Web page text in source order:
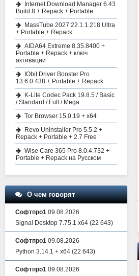
Internet Download Manager 6.43
Build 8 + Repack + Portable
MassTube 2027 22.1.1.218 Ultra
+ Portable + Repack
AIDA64 Extreme 8.35.8400 +
Portable + Repack + ключ
активации
IObit Driver Booster Pro
13.6.0.438 + Portable + Repack
K-Lite Codec Pack 19.8.5 / Basic
/ Standard / Full / Mega
Tor Browser 15.0.19 + x64
Revo Uninstaller Pro 5.5.2 +
Repack + Portable + 2.7 Free
Wise Care 365 Pro 8.0.4.732 +
Portable + Repack на Русском
О чем говорят
Софтпро1 09.08.2026
Signal Desktop 7.75.1 x64 (22 643)
Софтпро1 09.08.2026
Python 3.14.1 + x64 (22 643)
Софтпро1 09.08.2026